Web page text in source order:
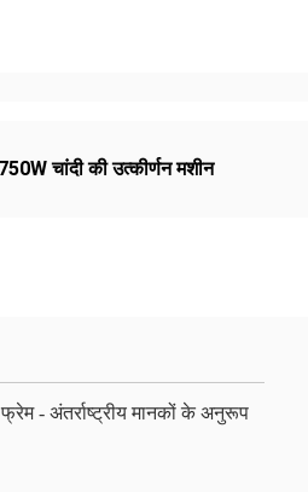
750W चांदी की उत्कीर्णन मशीन
- अंतर्राष्ट्रीय मानकों के अनुरूप